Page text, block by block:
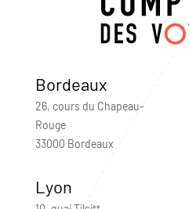
Bordeaux
26, cours du Chapeau-
Rouge
33000 Bordeaux
Lyon